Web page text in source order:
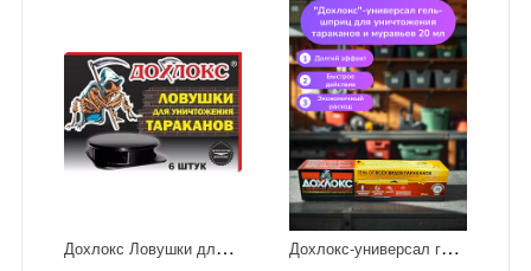
Д
охлокс Ловушки для тараканов 6 шт Д
охлокс-универсал гель-шприц для уничтожения тараканов и муравьев 20 мл